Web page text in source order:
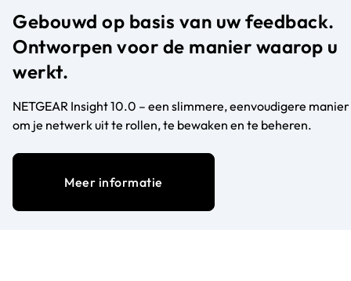
site VPN-verbindingen te creëren
4 jaar NETGEAR Insight Remote Cloud
Management inbegrepen
beveiliging toe met een eenvoudige
licentie-add-on.
Maak van uw PR460X een uitgebreide
aparte hardware nodig hebt.
Gebouwd op basis van uw feedback.
Ontworpen voor de manier waarop u
werkt.
NETGEAR Insight 10.0 – een slimmere, eenvoudigere manier
om je netwerk uit te rollen, te bewaken en te beheren.
Meer informatie